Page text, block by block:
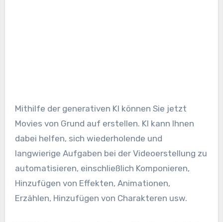
Mithilfe der generativen KI können Sie jetzt
Movies von Grund auf erstellen. KI kann Ihnen
dabei helfen, sich wiederholende und
langwierige Aufgaben bei der Videoerstellung zu
automatisieren, einschließlich Komponieren,
Hinzufügen von Effekten, Animationen,
Erzählen, Hinzufügen von Charakteren usw.